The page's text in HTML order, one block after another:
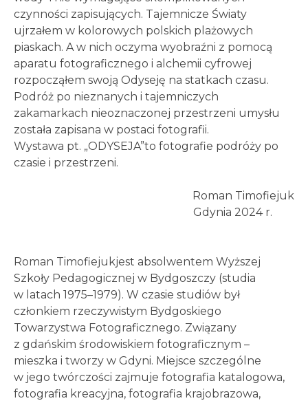
czynności zapisujących. Tajemnicze Światy
ujrzałem w kolorowych polskich plażowych
piaskach. A w nich oczyma wyobraźni z pomocą
aparatu fotograficznego i alchemii cyfrowej
rozpocząłem swoją Odyseję na statkach czasu.
Podróż po nieznanych i tajemniczych
zakamarkach nieoznaczonej przestrzeni umysłu
została zapisana w postaci fotografii.
Wystawa pt. „ODYSEJA”to fotografie podróży po
czasie i przestrzeni.
Roman Timofiejuk
Gdynia 2024 r.
Roman Timofiejukjest absolwentem Wyższej
Szkoły Pedagogicznej w Bydgoszczy (studia
w latach 1975–1979). W czasie studiów był
członkiem rzeczywistym Bydgoskiego
Towarzystwa Fotograficznego. Związany
z gdańskim środowiskiem fotograficznym –
mieszka i tworzy w Gdyni. Miejsce szczególne
w jego twórczości zajmuje fotografia katalogowa,
fotografia kreacyjna, fotografia krajobrazowa,